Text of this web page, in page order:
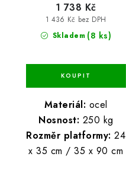
Skladem (8 ks)
1 436 Kč bez DPH
1 738 Kč
Materiál: ocel
Nosnost: 250 kg
Rozměr platformy: 24
x 35 cm / 35 x 90 cm